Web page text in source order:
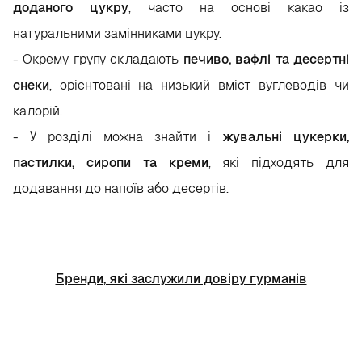
доданого цукру, часто на основі какао із
натуральними замінниками цукру.
- Окрему групу складають печиво, вафлі та десертні
снеки, орієнтовані на низький вміст вуглеводів чи
калорій.
- У розділі можна знайти і жувальні цукерки,
пастилки, сиропи та креми, які підходять для
додавання до напоїв або десертів.
Бренди, які заслужили довіру гурманів